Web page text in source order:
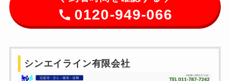
0120-949-066
シンエイライン有限会社